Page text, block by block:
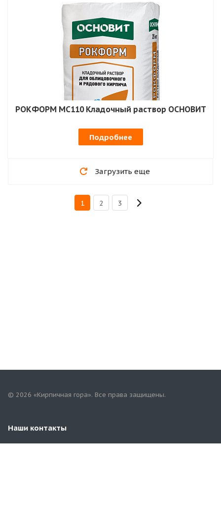
РОКФОРМ MC110 Кладочный раствор ОСНОВИТ
Подробнее
Загрузить еще
1 2 3
© 2026 «Кирпичная гора». Все права защищены.
Наши контакты
8(901)802-96-99